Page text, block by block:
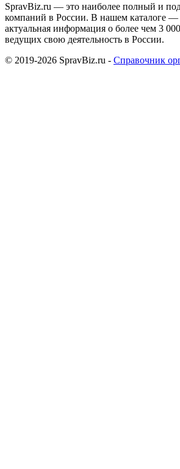
SpravBiz.ru — это наиболее полный и
компаний в России. В нашем каталоге —
актуальная информация о более чем 3
ведущих свою деятельность в России.
© 2019-2026 SpravBiz.ru - Справочник